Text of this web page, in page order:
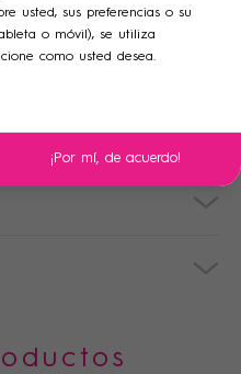
usted, sus preferencias o su
o móvil), se utiliza
como usted desea.
¡Por mí, de acuerdo!